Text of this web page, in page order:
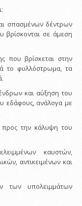
σπασμένων δέντρων
βρίσκονται σε άμεση
που βρίσκεται στην
το φυλλόστρωμα, τα
και αύξηση του
εδάφους, ανάλογα με
την κάλυψη του
καυστών,
αντικειμένων και
των υπολειμμάτων